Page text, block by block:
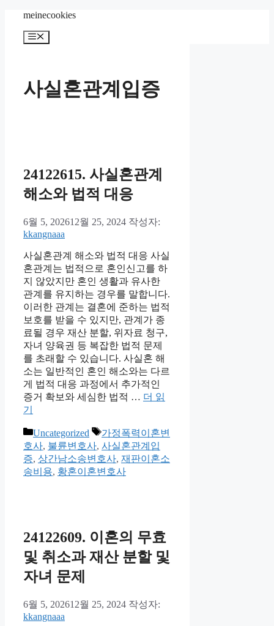
meinecookies
메
사실혼관계입증
24122615. 사실혼관계
해소와 법적 대응
6월 5, 202612월 25, 2024 작성자:
kkangnaaa
사실혼관계 해소와 법적 대응 사실
혼관계는 법적으로 혼인신고를 하
지 않았지만 혼인 생활과 유사한
관계를 유지하는 경우를 말합니다.
이러한 관계는 결혼에 준하는 법적
보호를 받을 수 있지만, 관계가 종
료될 경우 재산 분할, 위자료 청구,
자녀 양육권 등 복잡한 법적 문제
를 초래할 수 있습니다. 사실혼 해
소는 일반적인 혼인 해소와는 다르
게 법적 대응 과정에서 추가적인
증거 확보와 세심한 법적 … 더 읽
기
카
테
고
리
Uncategorized
태
그
가정폭력이혼변
호사, 불륜변호사, 사실혼관계입
증, 상간남소송변호사, 재판이혼소
송비용, 황혼이혼변호사
24122609. 이혼의 무효
및 취소과 재산 분할 및
자녀 문제
6월 5, 202612월 25, 2024 작성자:
kkangnaaa